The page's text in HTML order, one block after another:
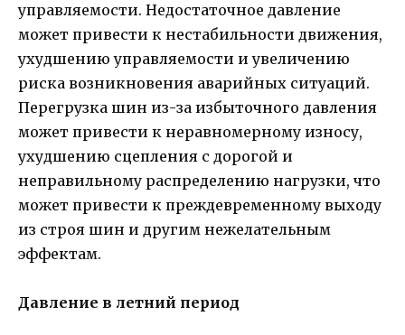
управляемости. Недостаточное давление
может привести к нестабильности движения,
ухудшению управляемости и увеличению
риска возникновения аварийных ситуаций.
Перегрузка шин из-за избыточного давления
может привести к неравномерному износу,
ухудшению сцепления с дорогой и
неправильному распределению нагрузки, что
может привести к преждевременному выходу
из строя шин и другим нежелательным
эффектам.
Давление в летний период